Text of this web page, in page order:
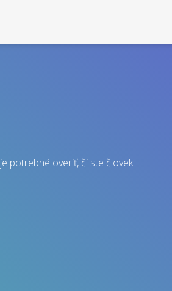
je potrebné overiť, či ste človek.